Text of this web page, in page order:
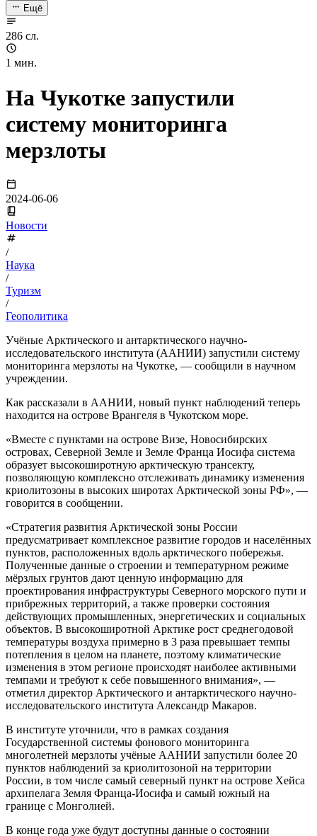
Ещё
286 сл.
1 мин.
На Чукотке запустили
систему мониторинга
мерзлоты
2024-06-06
Новости
/
Наука
/
Туризм
/
Геополитика
Учёные Арктического и антарктического научно-
исследовательского института (ААНИИ) запустили систему
мониторинга мерзлоты на Чукотке, — сообщили в научном
учреждении.
Как рассказали в ААНИИ, новый пункт наблюдений теперь
находится на острове Врангеля в Чукотском море.
«Вместе с пунктами на острове Визе, Новосибирских
островах, Северной Земле и Земле Франца Иосифа система
образует высокоширотную арктическую трансекту,
позволяющую комплексно отслеживать динамику изменения
криолитозоны в высоких широтах Арктической зоны РФ», —
говорится в сообщении.
«Стратегия развития Арктической зоны России
предусматривает комплексное развитие городов и населённых
пунктов, расположенных вдоль арктического побережья.
Полученные данные о строении и температурном режиме
мёрзлых грунтов дают ценную информацию для
проектирования инфраструктуры Северного морского пути и
прибрежных территорий, а также проверки состояния
действующих промышленных, энергетических и социальных
объектов. В высокоширотной Арктике рост среднегодовой
температуры воздуха примерно в 3 раза превышает темпы
потепления в целом на планете, поэтому климатические
изменения в этом регионе происходят наиболее активными
темпами и требуют к себе повышенного внимания», —
отметил директор Арктического и антарктического научно-
исследовательского института Александр Макаров.
В институте уточнили, что в рамках создания
Государственной системы фонового мониторинга
многолетней мерзлоты учёные ААНИИ запустили более 20
пунктов наблюдений за криолитозоной на территории
России, в том числе самый северный пункт на острове Хейса
архипелага Земля Франца-Иосифа и самый южный на
границе с Монголией.
В конце года уже будут доступны данные о состоянии